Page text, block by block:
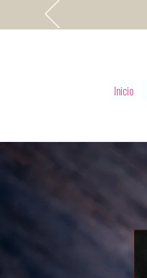
Inicio